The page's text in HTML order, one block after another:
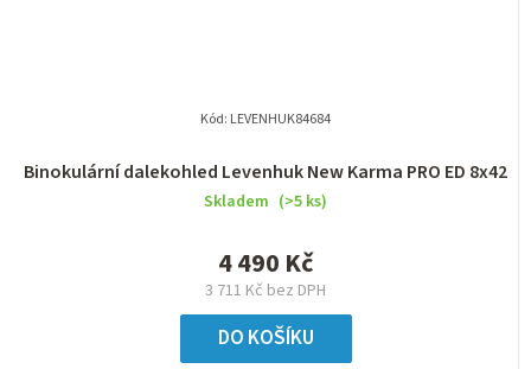
Binokulární dalekohled Levenhuk New Karma PRO ED 8x42
Skladem (>5 ks)
3 711 Kč bez DPH
4 490 Kč
DO KOŠÍKU
Kód: LEVENHUK84684